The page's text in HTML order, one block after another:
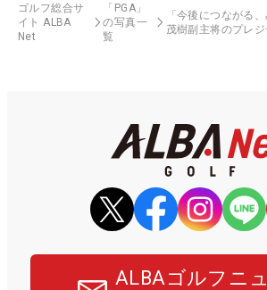
ゴルフ総合サ
イト ALBA
Net
「PGA」
の写真一
覧
「今後につながる
茂樹副主将のプレ
ALBAゴルフニ